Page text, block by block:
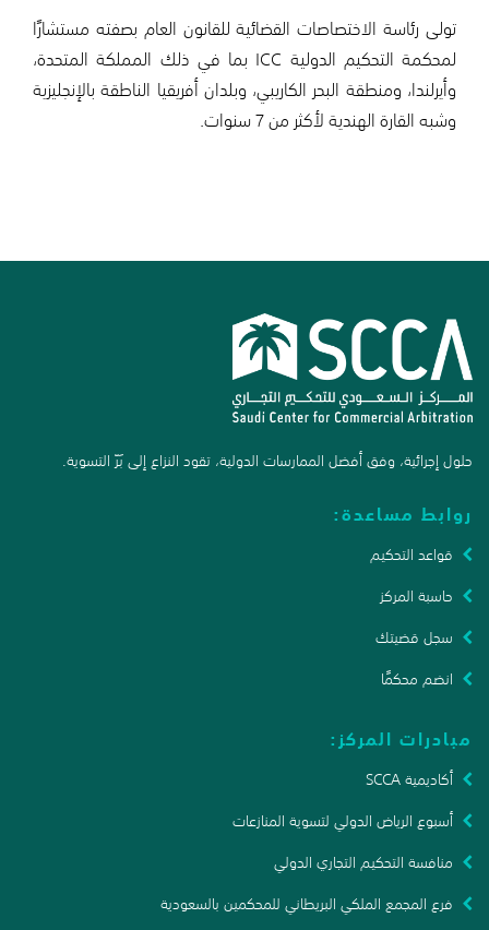
تولى رئاسة الاختصاصات القضائية للقانون العام بصفته مستشارًا
لمحكمة التحكيم الدولية ICC بما في ذلك المملكة المتحدة،
وأيرلندا، ومنطقة البحر الكاريبي، وبلدان أفريقيا الناطقة بالإنجليزية
وشبه القارة الهندية لأكثر من 7 سنوات.
حلول إجرائية، وفق أفضل الممارسات الدولية، تقود النزاع إلى بَرّ التسوية.
روابط مساعدة:
قواعد التحكيم
حاسبة المركز
سجل قضيتك
انضم محكمًا
مبادرات المركز:
أكاديمية SCCA
أسبوع الرياض الدولي لتسوية المنازعات
منافسة التحكيم التجاري الدولي
فرع المجمع الملكي البريطاني للمحكمين بالسعودية